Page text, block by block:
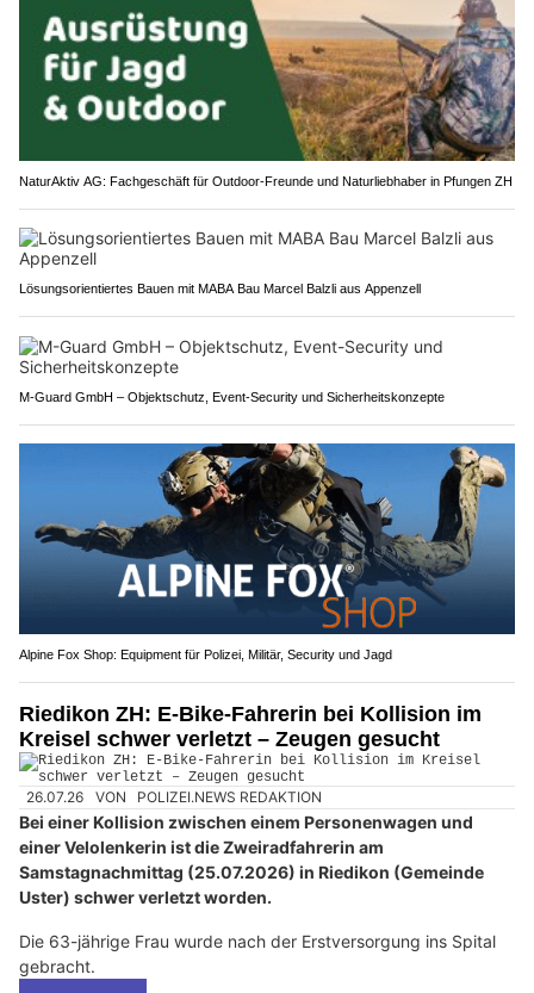
NaturAktiv AG: Fachgeschäft für Outdoor-Freunde und Naturliebhaber in Pfungen ZH
Lösungsorientiertes Bauen mit MABA Bau Marcel Balzli aus Appenzell
M-Guard GmbH – Objektschutz, Event-Security und Sicherheitskonzepte
Alpine Fox Shop: Equipment für Polizei, Militär, Security und Jagd
Riedikon ZH: E-Bike-Fahrerin bei Kollision im
Kreisel schwer verletzt – Zeugen gesucht
26.07.26 VON POLIZEI.NEWS REDAKTION
Bei einer Kollision zwischen einem Personenwagen und
einer Velolenkerin ist die Zweiradfahrerin am
Samstagnachmittag (25.07.2026) in Riedikon (Gemeinde
Uster) schwer verletzt worden.
Die 63-jährige Frau wurde nach der Erstversorgung ins Spital
gebracht.